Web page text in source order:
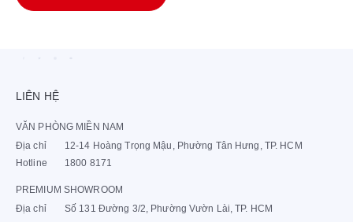
LIÊN HỆ
VĂN PHÒNG MIỀN NAM
Địa chỉ
12-14 Hoàng Trọng Mậu, Phường Tân Hưng, TP. HCM
Hotline
1800 8171
PREMIUM SHOWROOM
Địa chỉ
Số 131 Đường 3/2, Phường Vườn Lài, TP. HCM